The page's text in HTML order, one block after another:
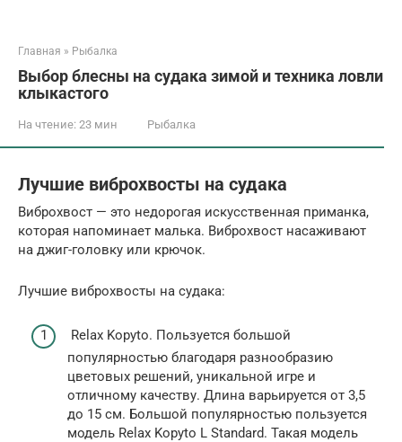
Главная » Рыбалка
Выбор блесны на судака зимой и техника ловли
клыкастого
На чтение: 23 мин Рыбалка
Лучшие виброхвосты на судака
Виброхвост — это недорогая искусственная приманка,
которая напоминает малька. Виброхвост насаживают
на джиг-головку или крючок.
Лучшие виброхвосты на судака:
Relax Kopyto. Пользуется большой
популярностью благодаря разнообразию
цветовых решений, уникальной игре и
отличному качеству. Длина варьируется от 3,5
до 15 см. Большой популярностью пользуется
модель Relax Kopyto L Standard. Такая модель